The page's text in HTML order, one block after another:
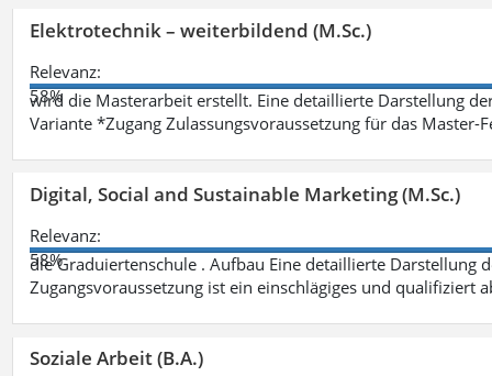
Elektrotechnik – weiterbildend (M.Sc.)
Relevanz:
58%
wird die Masterarbeit erstellt. Eine detaillierte Darstellung
Variante *Zugang Zulassungsvoraussetzung für das Master-
Digital, Social and Sustainable Marketing (M.Sc.)
Relevanz:
58%
die Graduiertenschule . Aufbau Eine detaillierte Darstellung
Zugangsvoraussetzung ist ein einschlägiges und qualifiziert
Soziale Arbeit (B.A.)